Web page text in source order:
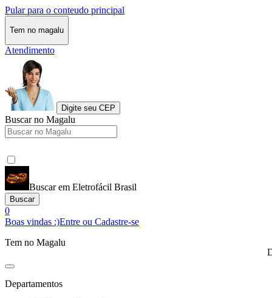
Pular para o conteudo principal
Tem no magalu
Atendimento
Digite seu CEP
Buscar no Magalu
Buscar em Eletrofácil Brasil
Buscar
0
Boas vindas :)Entre ou Cadastre-se
Tem no Magalu
Departamentos